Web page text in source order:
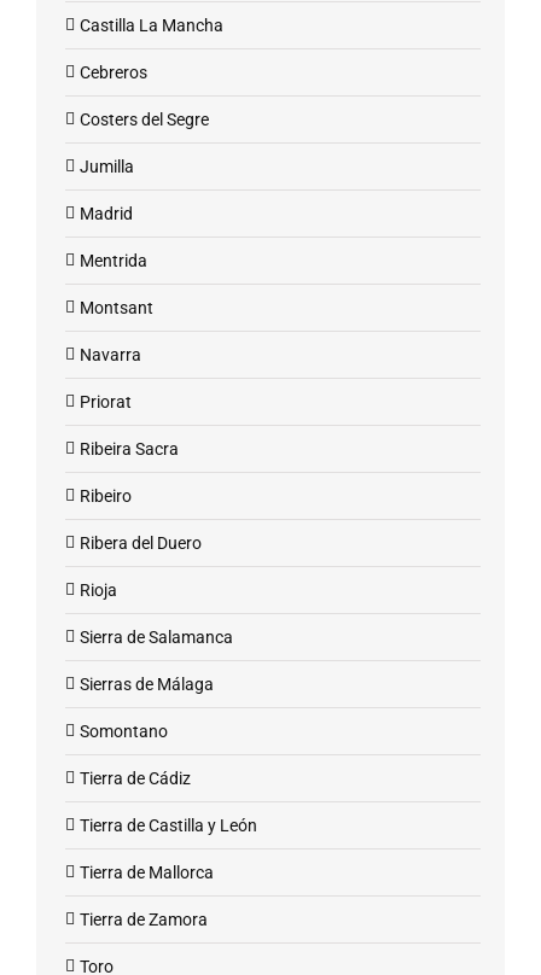
Castilla La Mancha
Cebreros
Costers del Segre
Jumilla
Madrid
Mentrida
Montsant
Navarra
Priorat
Ribeira Sacra
Ribeiro
Ribera del Duero
Rioja
Sierra de Salamanca
Sierras de Málaga
Somontano
Tierra de Cádiz
Tierra de Castilla y León
Tierra de Mallorca
Tierra de Zamora
Toro